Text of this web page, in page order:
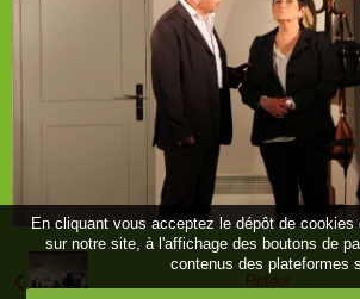
Retour
En cliquant vous acceptez le dépôt de
sur notre site, à l'affichage des boutons de
contenus des plateformes